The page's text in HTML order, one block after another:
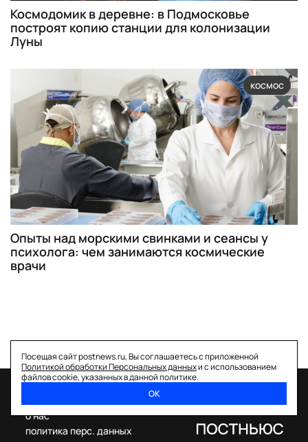
Космодомик в деревне: в Подмосковье
построят копию станции для колонизации
Луны
космос
Опыты над морскими свинками и сеансы у
психолога: чем занимаются космические
врачи
Посещая сайт postnews.ru, Вы соглашаетесь с приложенной
Политикой обработки Персональных данныхи с использованием
файлов cookie, указанных в данной политике.
ОК
о нас
политика перс. данных